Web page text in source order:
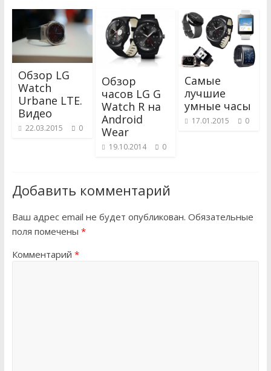
Обзор LG
Watch
Urbane LTE.
Видео
22.03.2015 0
Обзор
часов LG G
Watch R на
Android
Wear
19.10.2014 0
Самые
лучшие
умные часы
17.01.2015 0
Добавить комментарий
Ваш адрес email не будет опубликован. Обязательные
поля помечены *
Комментарий *